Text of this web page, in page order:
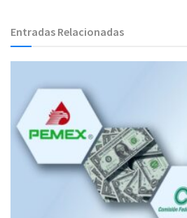
Entradas Relacionadas